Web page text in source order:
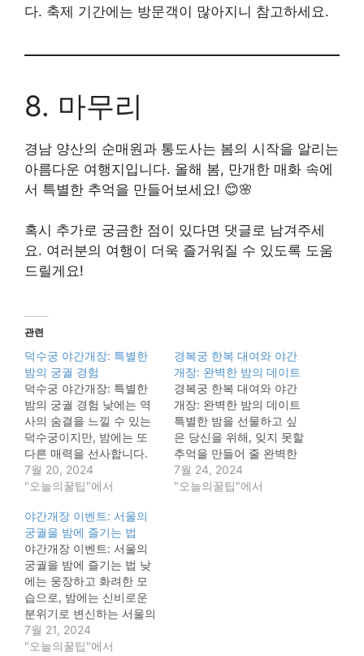
다. 축제 기간에는 방문객이 많아지니 참고하세요.
8. 마무리
경남 양산의 순매원과 통도사는 봄의 시작을 알리는
아름다운 여행지입니다. 올해 봄, 만개한 매화 속에
서 특별한 추억을 만들어보세요! 😊🌸
혹시 추가로 궁금한 점이 있다면 댓글로 남겨주세
요. 여러분의 여행이 더욱 즐거워질 수 있도록 도움
드릴게요!
관련
덕수궁 야간개장: 특별한
밤의 궁궐 경험
덕수궁 야간개장: 특별한
밤의 궁궐 경험 낮에는 역
사의 숨결을 느낄 수 있는
덕수궁이지만, 밤에는 또
다른 매력을 선사합니다.
화려한 조명으로 옷을 갈
아입은 궁궐은 낮과는 또
신비로운 분위기를 연출합
니다. 특히, 야간 개장 기간
에는 다채로운 문화 행사
와 함께 특별한 밤을 선물
합니다. 덕수궁 야간 개장
은 단순히 궁궐을 둘러보
는 것을 넘어,…
7월 20, 2024
"오늘의꿀팁"에서
경복궁 한복 대여와 야간
개장: 완벽한 밤의 데이트
경복궁 한복 대여와 야간
개장: 완벽한 밤의 데이트
특별한 밤을 선물하고 싶
은 당신을 위해, 잊지 못할
추억을 만들어 줄 완벽한
데이트 코스를 소개합니
다. 바로 경복궁 한복 대여
7월 24, 2024
"오늘의꿀팁"에서
야간개장 이벤트: 서울의
궁궐을 밤에 즐기는 법
야간개장 이벤트: 서울의
궁궐을 밤에 즐기는 법 낮
에는 웅장하고 화려한 모
습으로, 밤에는 신비로운
분위기로 변신하는 서울의
궁궐. 낮에는 볼 수 없었던
야경과 함께 궁궐의 아름
7월 21, 2024
"오늘의꿀팁"에서